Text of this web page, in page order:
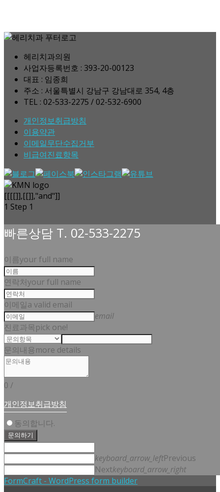
헤리치과의원
사업자등록번호 : 393-20-00123
대표 : 임종희
주소 : 서울특별시 강남구 강남대로 354, 4층
TEL : 02-533-2275 / 02-532-6900
개인정보취급방침
이용약관
이메일무단수집거부
비급여진료항목
[[[[]],[[]],"and"]]
1 Step 1
빠른상담 T. 02-533-2275
이름your full name
연락처your full name
이메일a valid email
email
진료과목pick one!
문의내용more details
0 /
개인정보취급방침
동의합니다.
문의하기
keyboard_arrow_leftPrevious
Nextkeyboard_arrow_right
FormCraft - WordPress form builder